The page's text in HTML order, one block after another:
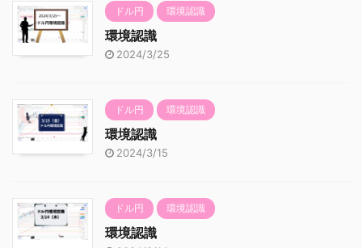
ドル円 環境認識
環境認識
2024/3/25
ドル円 環境認識
環境認識
2024/3/15
ドル円 環境認識
環境認識